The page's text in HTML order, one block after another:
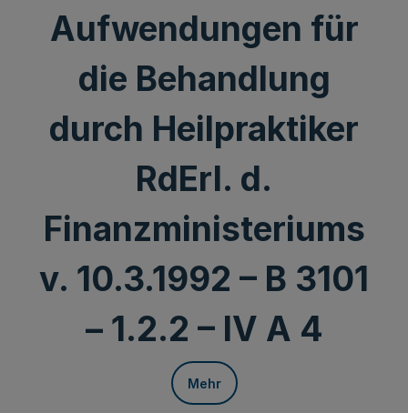
Aufwendungen für
die Behandlung
durch Heilpraktiker
RdErl. d.
Finanzministeriums
v. 10.3.1992 – B 3101
– 1.2.2 – IV A 4
Mehr